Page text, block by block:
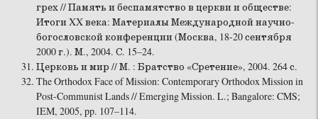
грех // Память и беспамятство в церкви и обществе:
Итоги XX века: Материалы Международной научно-
богословской конференции (Москва, 18-20 сентября
2000 г.). М., 2004. С. 15–24.
Церковь и мир // М. : Братство «Сретение», 2004. 264 с.
The Orthodox Face of Mission: Contemporary Orthodox Mission in
Post-Communist Lands // Emerging Mission. L.; Bangalore: CMS;
IEM, 2005, pp. 107–114.